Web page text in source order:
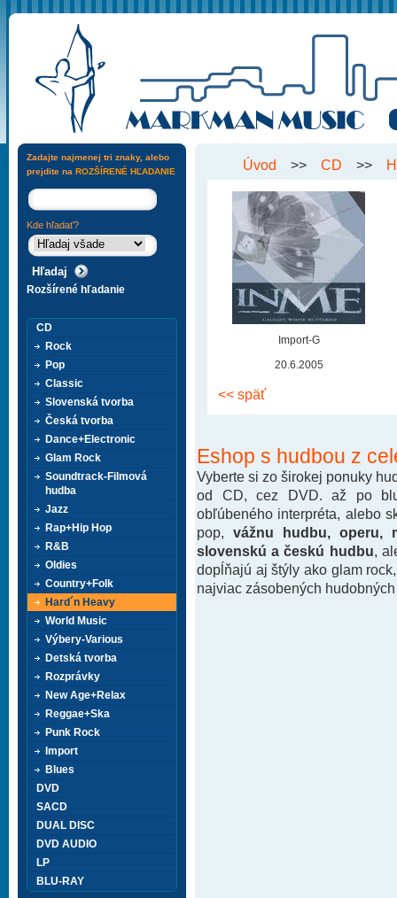
Úvod >> CD >>
Import-G
20.6.2005
<< späť
Eshop s hudbou z
Vyberte si zo širokej ponuky
od CD, cez DVD. až po
obľúbeného interpréta, alebo
pop, vážnu hudbu, operu,
slovenskú a českú hudbu ,
dopĺňajú aj štýly ako glam
najviac zásobených
Zadajte najmenej tri znaky, alebo
prejdite na ROZŠÍRENÉ HĽADANIE
Kde hľadať?
Rozšírené hľadanie
CD
Rock
Pop
Classic
Slovenská tvorba
Česká tvorba
Dance+Electronic
Glam Rock
Soundtrack-Filmová
hudba
Jazz
Rap+Hip Hop
R&B
Oldies
Country+Folk
Hard´n Heavy
World Music
Výbery-Various
Detská tvorba
Rozprávky
New Age+Relax
Reggae+Ska
Punk Rock
Import
Blues
DVD
SACD
DUAL DISC
DVD AUDIO
LP
BLU-RAY